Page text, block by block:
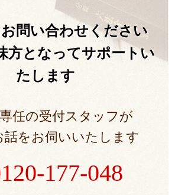
お問い合わせください
方となってサポートい
たします
任の受付スタッフが
話をお伺いいたします
177-048